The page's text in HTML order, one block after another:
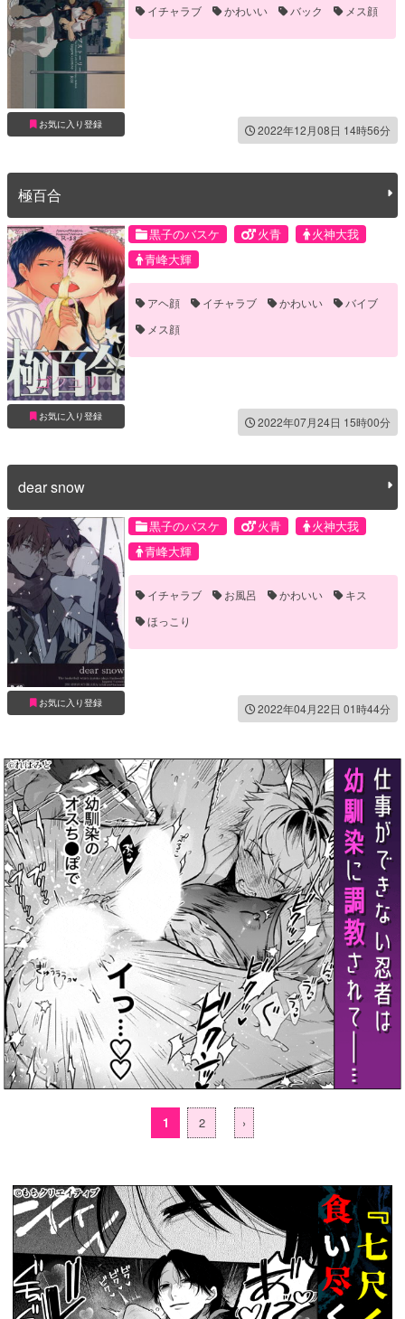
お気に入り登録
イチャラブ かわいい バック メス顔
2022年12月08日 14時56分
極百合
お気に入り登録
黒子のバスケ 火青
火神大我
青峰大輝
アヘ顔 イチャラブ かわいい
バイブ
メス顔
2022年07月24日 15時00分
dear snow
お気に入り登録
黒子のバスケ 火青
火神大我
青峰大輝
イチャラブ お風呂 かわいい
キス
ほっこり
2022年04月22日 01時44分
1 2 ›